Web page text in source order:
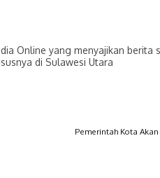
Online yang menyajikan berita
di Sulawesi Utara
Pemerintah Kota